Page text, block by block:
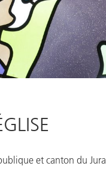
et canton du Jura